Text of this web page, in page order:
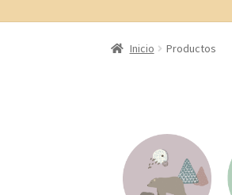
Inicio Contacto FAQ
Inicio Productos